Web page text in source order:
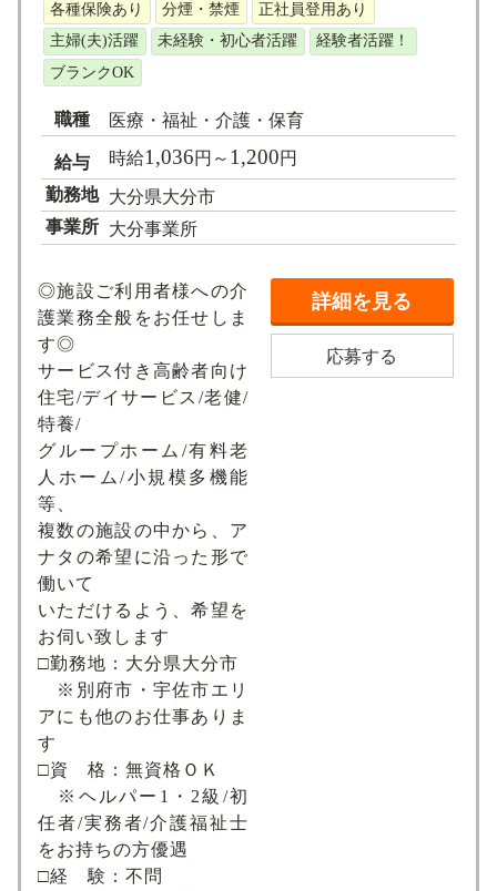
各種保険あり
分煙・禁煙
正社員登用あり
主婦(夫)活躍
未経験・初心者活躍
経験者活躍！
ブランクOK
職種 医療・福祉・介護・保育
給与 時給1,036円～ 1,200円
勤務地 大分県大分市
事業所 大分事業所
◎施設ご利用者様への介
護業務全般をお任せしま
す◎
サービス付き高齢者向け
住宅/デイサービス/老健/
特養/
グループホーム/有料老
人ホーム/小規模多機能
等、
複数の施設の中から、ア
ナタの希望に沿った形で
働いて
いただけるよう、希望を
お伺い致します
□勤務地：大分県大分市
※別府市・宇佐市エリ
アにも他のお仕事ありま
す
□資 格：無資格ＯＫ
※ヘルパー1・2級/初
任者/実務者/介護福祉士
をお持ちの方優遇
□経 験：不問
詳細を見る
応募する